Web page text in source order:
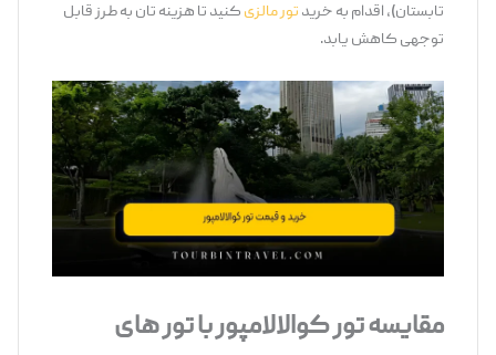
تابستان)، اقدام به خریدتور مالزیکنید تا هزینه ‌تان به طرز قابل
توجهی کاهش یابد.
مقایسه تور کوالالامپور با تورهای